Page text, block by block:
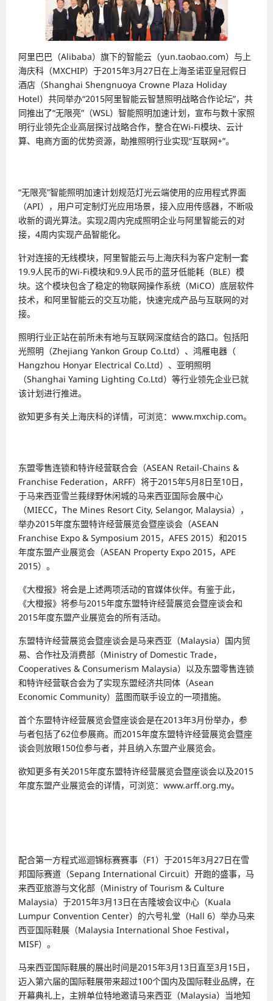
阿里巴巴（Alibaba）旗下的智能云（yun.taobao.com）与上
海庆科（MXCHIP）于2015年3月27日在上海圣诺亚皇冠假日
酒店（Shanghai Shengnuoya Crowne Plaza Holiday
Hotel）共同举办“2015阿里智能云智慧照明战略合作论坛”，共
同推出了“无限亮”（WSL）智能照明加速计划，宣布与数十家照
明行业领先企业高层探讨战略合作，整合在Wi-Fi模块、云计
算、电商方面的优势资源，助推照明行业实现“互联网+”。
“无限亮”智能照明加速计划规范灯光云端使用的应用程式界面
（API），用户可定制灯光应用场景，接入应用传感器，不断吸
收新的调光算法。实现2周内完成照明企业与阿里智能云的对
接，4周内实现产品智能化。
针对连接的无线模块，阿里智能云与上海庆科为客户定制一套
19.9人民币的Wi-Fi模块和9.9人民币的蓝牙低能耗（BLE）模
块。这个模块包含了稳定的物联网操作系统（MiCO）底层软件
技术，和阿里智能云的交互功能，快速完成产品与互联网的对
接。
照明行业正站在前所未有地与互联网深度结合的路口。包括阳
光照明（Zhejiang Yankon Group Co.Ltd）、鸿雁电器（
Hangzhou Honyar Electrical Co.Ltd）、亚明照明
（Shanghai Yaming Lighting Co.Ltd）等行业领先企业已就
该计划进行推进。
欲知更多有关上海庆科的详情，可浏览：www.mxchip.com。
东盟零售连锁和特许经营联合会（ASEAN Retail-Chains &
Franchise Federation，ARFF）将于2015年5月8日至10日，
于马来西亚雪兰莪绿野休闲城的马来西亚国际会展中心
（MIECC，The Mines Resort City, Selangor, Malaysia），
举办2015年度东盟特许经营展览会暨座谈会（ASEAN
Franchise Expo & Symposium 2015，AFES 2015）和2015
年度东盟产业展览会（ASEAN Property Expo 2015，APE
2015）。
《大橙报》将会是上述两项活动的官媒体伙伴。有鉴于此，
《大橙报》将参与2015年度东盟特许经营展览会暨座谈会和
2015年度东盟产业展览会的所有活动。
东盟特许经营展览会暨座谈会是马来西亚（Malaysia）国内贸
易、合作社及消费部（Ministry of Domestic Trade，
Cooperatives & Consumerism Malaysia）以及东盟零售连锁
和特许经营联合会为了实现东盟经济共同体（Asean
Economic Community）蓝图而联手设立的一项措施。
首个东盟特许经营展览会暨座谈会是在2013年3月份举办，参
与者包括了62位参展商。而2015年度东盟特许经营展览会暨座
谈会则放眼150位参与者，并且纳入东盟产业展览会。
欲知更多有关2015年度东盟特许经营展览会暨座谈会以及2015
年度东盟产业展览会的详情，可浏览：www.arff.org.my。
配合第一方程式巡迴锦标赛赛事（F1）于2015年3月27日在雪
邦国际赛道（Sepang International Circuit）开跑的盛事，马
来西亚旅游与文化部（Ministry of Tourism & Culture
Malaysia）于2015年3月13日在吉隆坡会议中心（Kuala
Lumpur Convention Center）的六号礼堂（Hall 6）举办马来
西亚国际鞋展（Malaysia International Shoe Festival，
MISF）。
马来西亚国际鞋展的展出时间是2015年3月13日直至3月15日，
迈入第六届的国际鞋展带来超过100个国内及国际鞋业品牌，在
开幕典礼上，主辨单位特地邀请马来西亚（Malaysia）当地知